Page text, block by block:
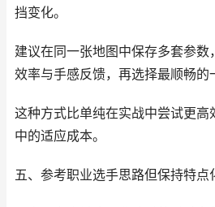
挡变化。
建议在同一张地图中保存多套参数
效率与手感反馈，再选择最顺畅的
这种方式比单纯在实战中尝试更高
中的适应成本。
五、参考职业选手思路但保持特点